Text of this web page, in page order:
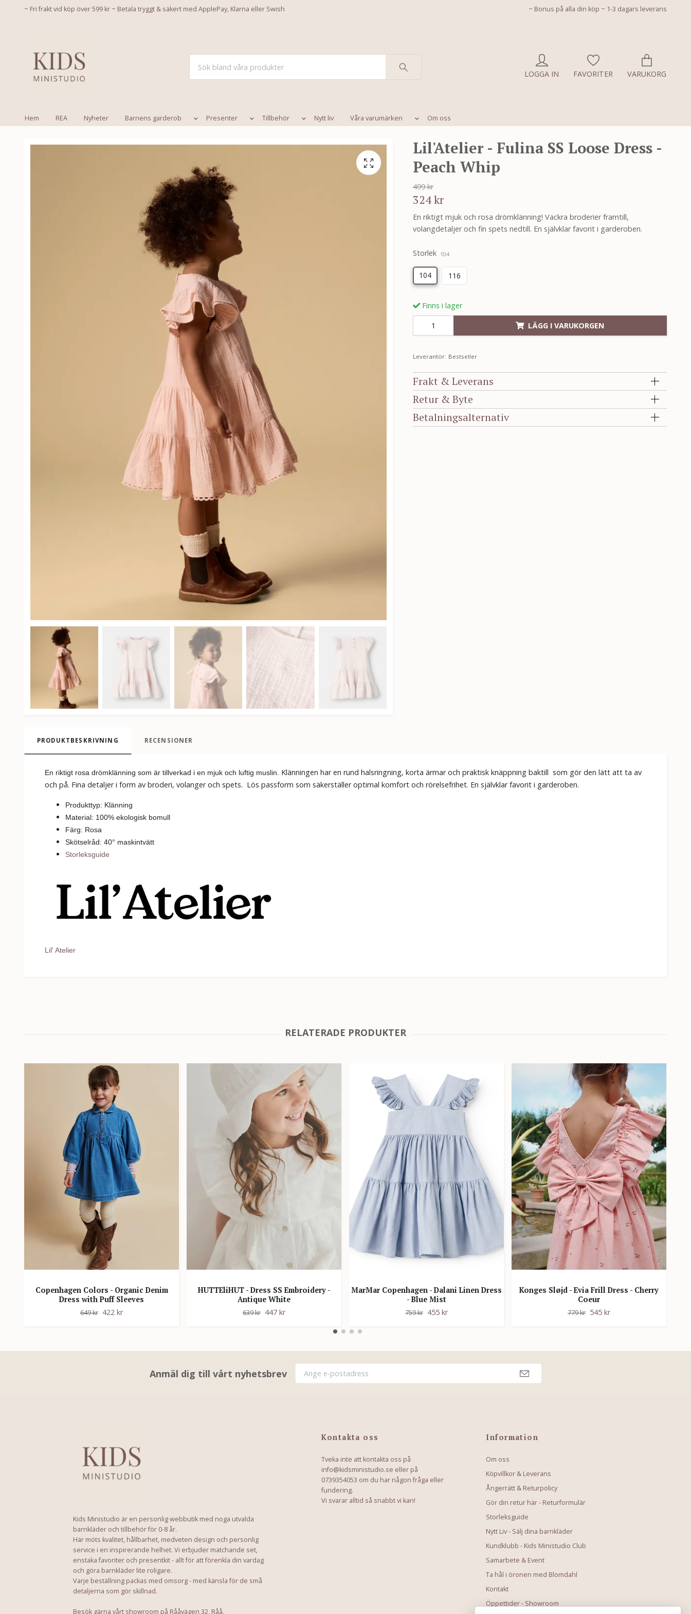
~ Fri frakt vid köp över 599 kr ~ Betala tryggt & säkert med ApplePay, Klarna eller Swish ~ Bonus på alla din köp ~ 1-3 dagars leverans
LOGGA IN FAVORITER VARUKORG
Hem REA Nyheter Barnens garderob Presenter Tillbehör Nytt liv Våra varumärken Om oss
Lil'Atelier - Fulina SS Loose Dress -
Peach Whip
499 kr
324 kr
En riktigt mjuk och rosa drömklänning! Vackra broderier framtill,
volangdetaljer och fin spets nedtill. En självklar favorit i garderoben.
Storlek 104
104 116
Finns i lager
LÄGG I VARUKORGEN
Leverantör: Bestseller
Frakt & Leverans
Retur & Byte
Betalningsalternativ
PRODUKTBESKRIVNING RECENSIONER
En riktigt rosa drömklänning som är tillverkad i en mjuk och luftig muslin. Klänningen har en rund halsringning, korta ärmar och praktisk knäppning baktill som gör den lätt att ta av
och på. Fina detaljer i form av broderi, volanger och spets. Lös passform som säkerställer optimal komfort och rörelsefrihet. En självklar favorit i garderoben.
Produkttyp: Klänning
Material: 100% ekologisk bomull
Färg: Rosa
Skötselråd: 40° maskintvätt
Storleksguide
Lil' Atelier
Copenhagen Colors - Organic Denim
Dress with Puff Sleeves
649 kr 422 kr
HUTTEliHUT - Dress SS Embroidery -
Antique White
639 kr 447 kr
MarMar Copenhagen - Dalani Linen Dress
- Blue Mist
759 kr 455 kr
Konges Sløjd - Evia Frill Dress - Cherry
Coeur
779 kr 545 kr
Anmäl dig till vårt nyhetsbrev
Kids Ministudio är en personlig webbutik med noga utvalda
barnkläder och tillbehör för 0-8 år.
Här möts kvalitet, hållbarhet, medveten design och personlig
service i en inspirerande helhet. Vi erbjuder matchande set,
enstaka favoriter och presentkit - allt för att förenkla din vardag
och göra barnkläder lite roligare.
Varje beställning packas med omsorg - med känsla för de små
detaljerna som gör skillnad.
Besök gärna vårt showroom på Rååvägen 32, Råå.
Kontakta oss
Tveka inte att kontakta oss på
info@kidsministudio.se eller på
0739354053 om du har någon fråga eller
fundering.
Vi svarar alltid så snabbt vi kan!
Information
Om oss
Köpvillkor & Leverans
Ångerrätt & Returpolicy
Gör din retur här - Returformulär
Storleksguide
Nytt Liv - Sälj dina barnkläder
Kundklubb - Kids Ministudio Club
Samarbete & Event
Ta hål i öronen med Blomdahl
Kontakt
Öppettider - Showroom